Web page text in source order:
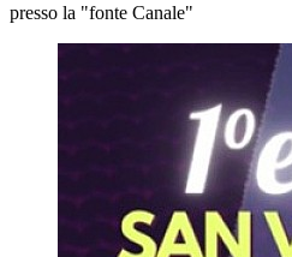
presso la "fonte Canale"